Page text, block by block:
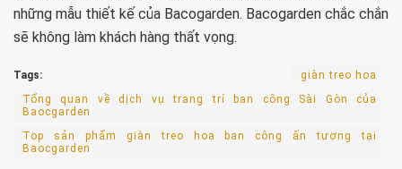
những mẫu thiết kế của Bacogarden. Bacogarden chắc chắn
sẽ không làm khách hàng thất vọng.
Tags:
giàn treo hoa
Tổng quan về dịch vụ trang trí ban công Sài Gòn của
Baocgarden
Top sản phẩm giàn treo hoa ban công ấn tượng tại
Baocgarden